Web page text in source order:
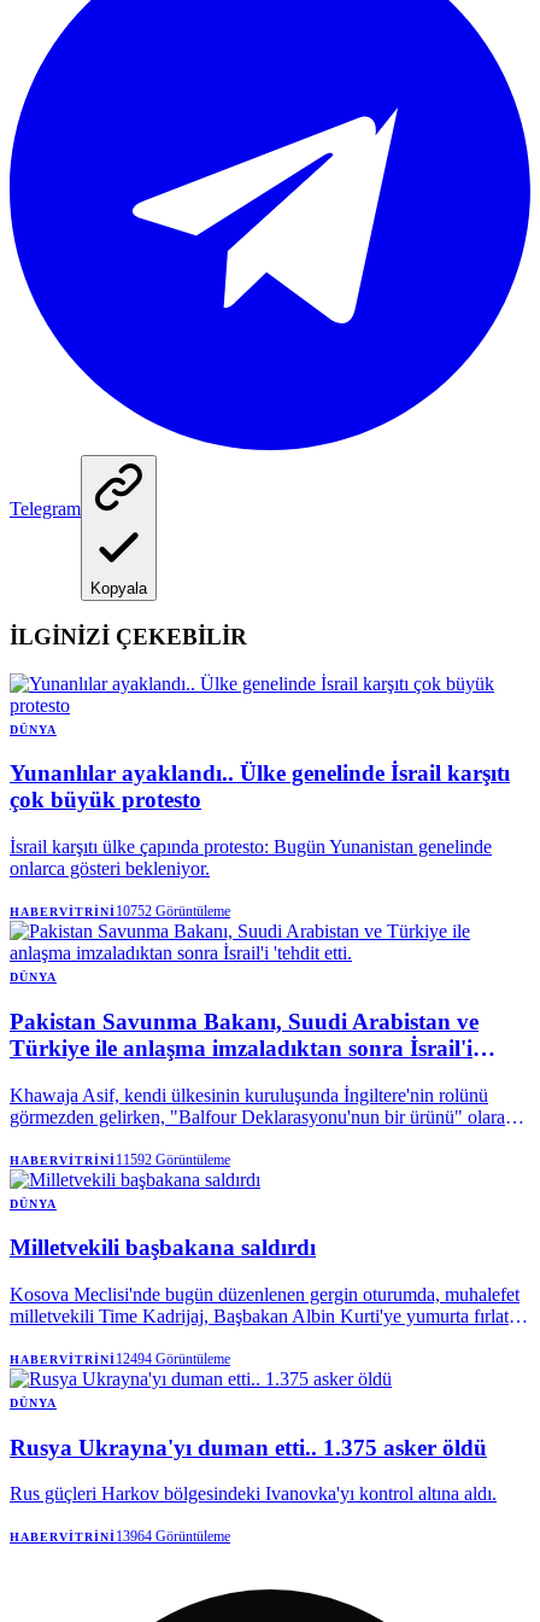
Telegram
Kopyala
İLGİNİZİ ÇEKEBİLİR
DÜNYA
Yunanlılar ayaklandı.. Ülke genelinde İsrail karşıtı
çok büyük protesto
İsrail karşıtı ülke çapında protesto: Bugün Yunanistan genelinde
onlarca gösteri bekleniyor.
HABERVITRINI10752 Görüntüleme
DÜNYA
Pakistan Savunma Bakanı, Suudi Arabistan ve
Türkiye ile anlaşma imzaladıktan sonra İsrail'i
Khawaja Asif, kendi ülkesinin kuruluşunda İngiltere'nin rolünü
görmezden gelirken, "Balfour Deklarasyonu'nun bir ürünü" olarak
askeri cephe" kurmaya çağırıyor.
HABERVITRINI11592 Görüntüleme
DÜNYA
Milletvekili başbakana saldırdı
Kosova Meclisi'nde bugün düzenlenen gergin oturumda, muhalefet
milletvekili Time Kadrijaj, Başbakan Albin Kurti'ye yumurta fırlattı.
verildi.
HABERVITRINI12494 Görüntüleme
DÜNYA
Rusya Ukrayna'yı duman etti.. 1.375 asker öldü
Rus güçleri Harkov bölgesindeki Ivanovka'yı kontrol altına aldı.
HABERVITRINI13964 Görüntüleme